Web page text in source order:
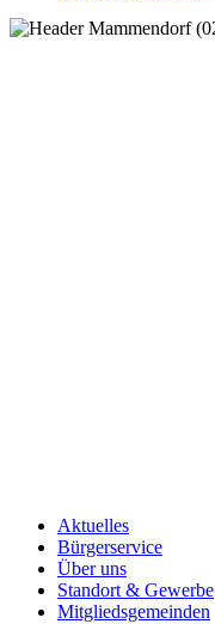
Aktuelles
Bürgerservice
Über uns
Standort & Gewerbe
Mitgliedsgemeinden